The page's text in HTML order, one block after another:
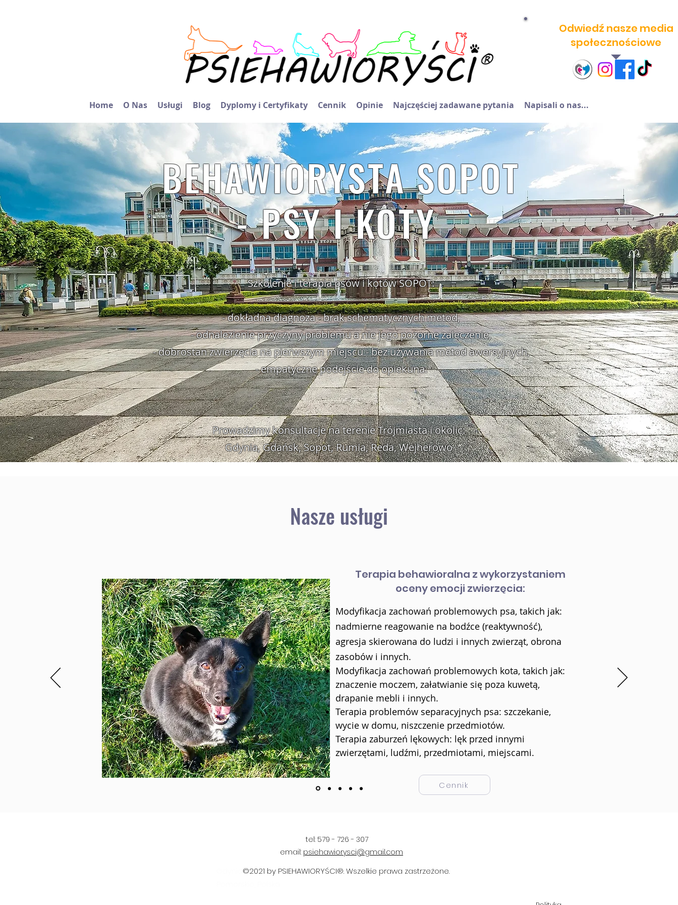
Odwiedź nasze media
społecznościowe
Home O Nas Usługi Blog Dyplomy i Certyfikaty Cennik Opinie Najczęściej zadawane pytania Napisali o nas...
BEHAWIORYSTA SOPOT
- PSY I KOTY
Szkolenie i terapia psów i kotów SOPOT:
- dokładna diagnoza - brak schematycznych metod,
- odnalezienie przyczyny problemu a nie jego pozorne zaleczenie,
- dobrostan zwierzęcia na pierwszym miejscu - bez używania metod awersyjnych,
- empatyczne podejście do opiekuna.
Prowadzimy konsultacje na terenie Trójmiasta i okolic:
Gdynia, Gdańsk, Sopot, Rumia, Reda, Wejherowo
Nasze usługi
Terapia behawioralna z wykorzystaniem
oceny emocji zwierzęcia:
Modyfikacja zachowań problemowych psa, takich jak:
nadmierne reagowanie na bodźce (reaktywność),
agresja skierowana do ludzi i innych zwierząt, obrona
zasobów i innych.
Modyfikacja zachowań problemowych kota, takich jak:
znaczenie moczem, załatwianie się poza kuwetą,
drapanie mebli i innych.
Terapia problemów separacyjnych psa: szczekanie,
wycie w domu, niszczenie przedmiotów.
Terapia zaburzeń lękowych: lęk przed innymi
zwierzętami, ludźmi, przedmiotami, miejscami.
Cennik
tel: 579 - 726 - 307
email: psiehawiorysci@gmail.com
©2021 by PSIEHAWIORYŚCI®. Wszelkie prawa zastrzeżone.